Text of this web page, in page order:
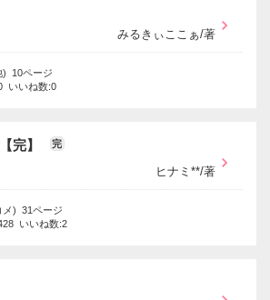
みるきぃここぁ/著
) 10ページ
いいね数:0
完】 完
ヒナミ**/著
メ) 31ページ
いいね数:2